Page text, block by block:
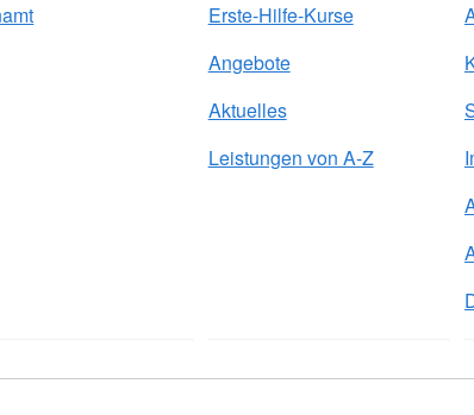
Erste-Hilfe-Kurse
Angebote
Aktuelles
Leistungen von A-Z